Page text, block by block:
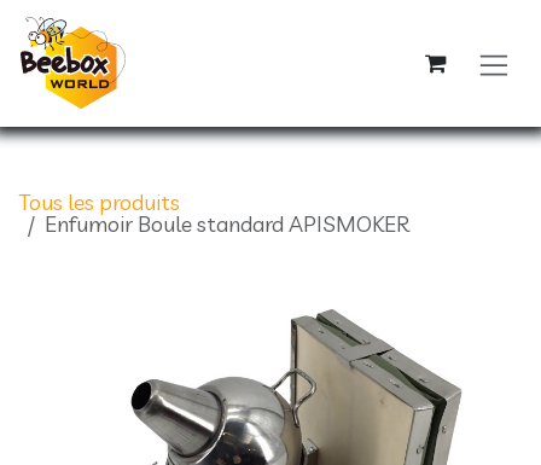
Se rendre au contenu
Tous les produits
Enfumoir Boule standard APISMOKER